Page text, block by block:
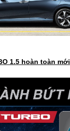
1.5 hoàn toàn mới